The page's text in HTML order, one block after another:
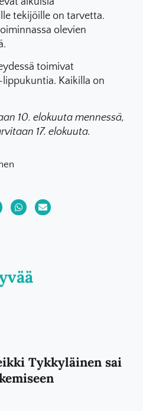
tekijöille on tarvetta.
olevien
toimivat
Kaikilla on
10. elokuuta mennessä,
17. elokuuta.
Tykkyläinen sai